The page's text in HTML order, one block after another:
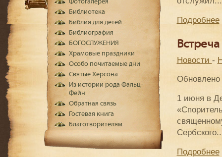
Подробнее
Новости -
1 июня в
Подробнее
Фотогалерея
Библиотека
Библия для детей
Библиография
БОГОСЛУЖЕНИЯ
Храмовые праздники
Особо почитаемые дни
Святые Херсона
Из истории рода Фальц-
Фейн
Обратная связь
Гостевая книга
Благотворителям